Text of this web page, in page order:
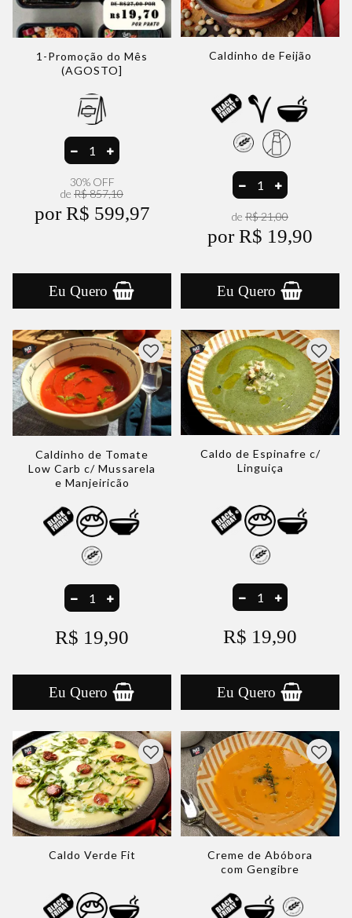
1-Promoção do Mês
(AGOSTO]
30% OFF
de R$ 857,10
por R$ 599,97
Eu Quero
Caldinho de Feijão
de R$ 21,00
por R$ 19,90
Eu Quero
Caldinho de Tomate
Low Carb c/ Mussarela
e Manjeiricão
R$ 19,90
Eu Quero
Caldo de Espinafre c/
Linguiça
R$ 19,90
Eu Quero
Caldo Verde Fit
Creme de Abóbora
com Gengibre